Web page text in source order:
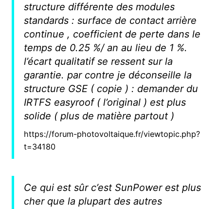
structure différente des modules
standards : surface de contact arrière
continue , coefficient de perte dans le
temps de 0.25 %/ an au lieu de 1 %.
l’écart qualitatif se ressent sur la
garantie. par contre je déconseille la
structure GSE ( copie ) : demander du
IRTFS easyroof ( l’original ) est plus
solide ( plus de matière partout )
https://forum-photovoltaique.fr/viewtopic.php?
t=34180
Ce qui est sûr c’est SunPower est plus
cher que la plupart des autres